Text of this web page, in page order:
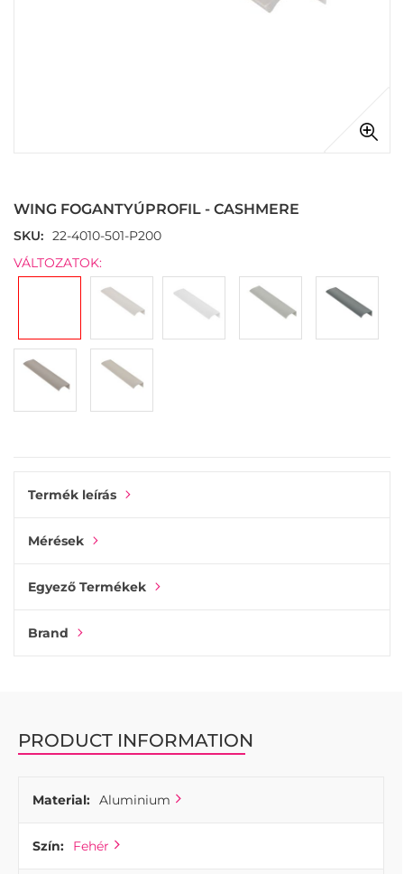
beginning
of
the
images
WING FOGANTYÚPROFIL - CASHMERE
SKU
22-4010-501-P200
VÁLTOZATOK:
Termék leírás
Mérések
Egyező Termékek
Brand
PRODUCT INFORMATION
Material: Aluminium
Szín: Fehér